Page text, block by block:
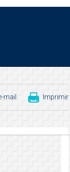
mail Imprimir